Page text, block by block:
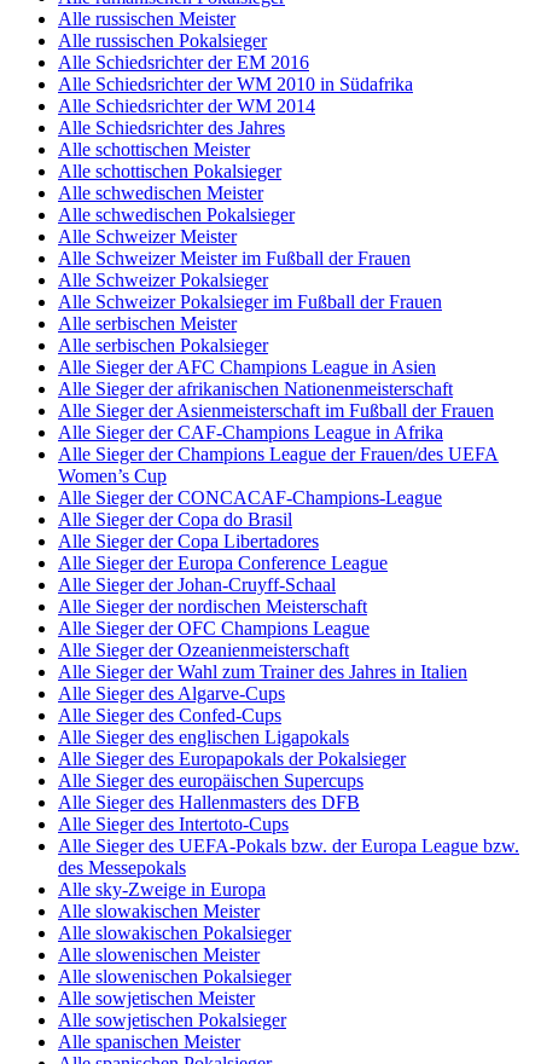
Alle russischen Meister
Alle russischen Pokalsieger
Alle Schiedsrichter der EM 2016
Alle Schiedsrichter der WM 2010 in Südafrika
Alle Schiedsrichter der WM 2014
Alle Schiedsrichter des Jahres
Alle schottischen Meister
Alle schottischen Pokalsieger
Alle schwedischen Meister
Alle schwedischen Pokalsieger
Alle Schweizer Meister
Alle Schweizer Meister im Fußball der Frauen
Alle Schweizer Pokalsieger
Alle Schweizer Pokalsieger im Fußball der Frauen
Alle serbischen Meister
Alle serbischen Pokalsieger
Alle Sieger der AFC Champions League in Asien
Alle Sieger der afrikanischen Nationenmeisterschaft
Alle Sieger der Asienmeisterschaft im Fußball der Frauen
Alle Sieger der CAF-Champions League in Afrika
Alle Sieger der Champions League der Frauen/des UEFA
Women’s Cup
Alle Sieger der CONCACAF-Champions-League
Alle Sieger der Copa do Brasil
Alle Sieger der Copa Libertadores
Alle Sieger der Europa Conference League
Alle Sieger der Johan-Cruyff-Schaal
Alle Sieger der nordischen Meisterschaft
Alle Sieger der OFC Champions League
Alle Sieger der Ozeanienmeisterschaft
Alle Sieger der Wahl zum Trainer des Jahres in Italien
Alle Sieger des Algarve-Cups
Alle Sieger des Confed-Cups
Alle Sieger des englischen Ligapokals
Alle Sieger des Europapokals der Pokalsieger
Alle Sieger des europäischen Supercups
Alle Sieger des Hallenmasters des DFB
Alle Sieger des Intertoto-Cups
Alle Sieger des UEFA-Pokals bzw. der Europa League bzw.
des Messepokals
Alle sky-Zweige in Europa
Alle slowakischen Meister
Alle slowakischen Pokalsieger
Alle slowenischen Meister
Alle slowenischen Pokalsieger
Alle sowjetischen Meister
Alle sowjetischen Pokalsieger
Alle spanischen Meister